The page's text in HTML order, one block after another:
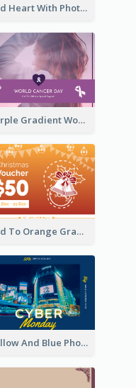
Red Heart With Photo Valentines Day Gift Card
Purple Gradient World Cancer Day Gift Card
Red To Orange Gradient Christmas Gift Card
Yellow And Blue Photo Cyber Monday Gift Card